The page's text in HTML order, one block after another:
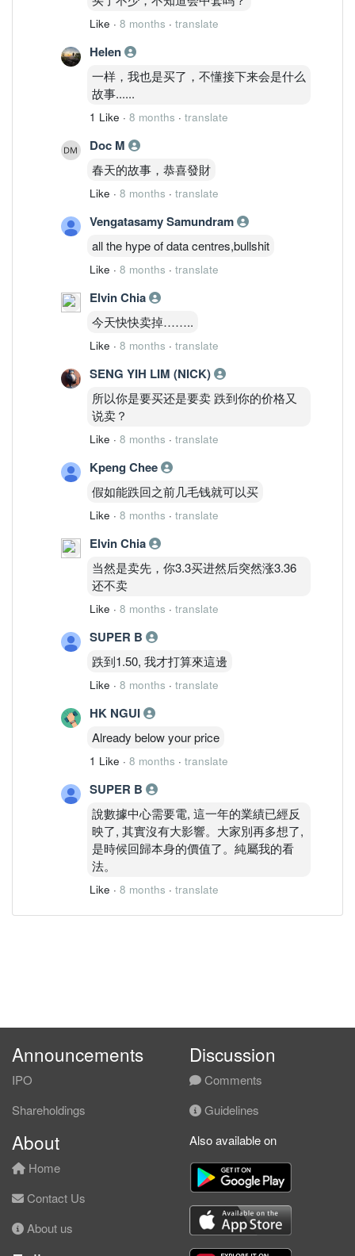
Like · 8 months · translate
Helen
一样，我也是买了，不懂接下来会是什么
故事......
1 Like · 8 months · translate
Doc M
春天的故事，恭喜發財
Like · 8 months · translate
Vengatasamy Samundram
all the hype of data centres,bullshit
Like · 8 months · translate
Elvin Chia
今天快快卖掉……..
Like · 8 months · translate
SENG YIH LIM (NICK)
所以你是要买还是要卖 跌到你的价格又
说卖？
Like · 8 months · translate
Kpeng Chee
假如能跌回之前几毛钱就可以买
Like · 8 months · translate
Elvin Chia
当然是卖先，你3.3买进然后突然涨3.36
还不卖
Like · 8 months · translate
SUPER B
跌到1.50, 我才打算來這邊
Like · 8 months · translate
HK NGUI
Already below your price
1 Like · 8 months · translate
SUPER B
說數據中心需要電, 這一年的業績已經反
映了, 其實沒有大影響。大家別再多想了,
是時候回歸本身的價值了。純屬我的看
法。
Like · 8 months · translate
Announcements
IPO
Shareholdings
Discussion
Comments
Guidelines
About
Home
Contact Us
About us
Also available on